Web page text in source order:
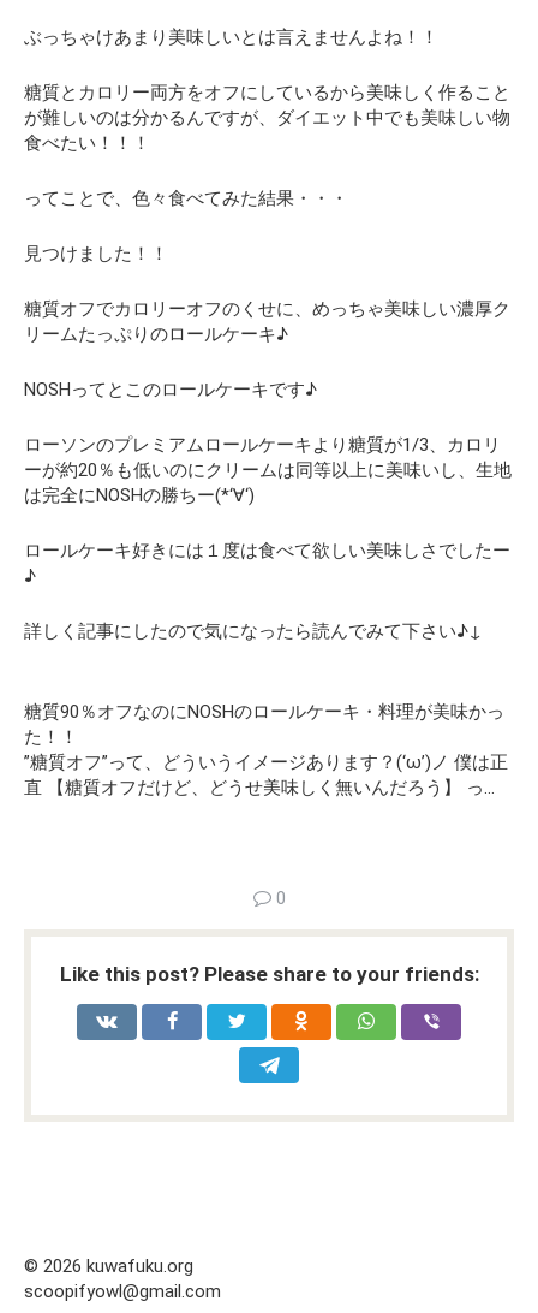
ぶっちゃけあまり美味しいとは言えませんよね！！
糖質とカロリー両方をオフにしているから美味しく作ること
が難しいのは分かるんですが、
ダイエット中でも美味しい物
食べたい！！！
ってことで、色々食べてみた結果・・・
見つけました！！
糖質オフでカロリーオフのくせに、めっちゃ美味しい濃厚ク
リームたっぷりのロールケーキ♪
NOSHってとこのロールケーキです♪
ローソンのプレミアムロールケーキより糖質が1/3、カロリ
ーが約20％も低いのにクリームは同等以上に美味いし、生地
は完全にNOSHの勝ちー(*‘∀‘)
ロールケーキ好きには１度は食べて欲しい美味しさでしたー
♪
詳しく記事にしたので気になったら読んでみて下さい♪↓
糖質90％オフなのにNOSHのロールケーキ・料理が美味かっ
た！！
”糖質オフ”って、どういうイメージあります？(‘ω’)ノ 僕は正
直 【糖質オフだけど、どうせ美味しく無いんだろう】 っ…
0
Like this post? Please share to your friends:
© 2026 kuwafuku.org
scoopifyowl@gmail.com